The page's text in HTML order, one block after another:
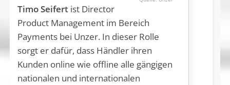
Timo Seifertist Director
Product Management im Bereich
Payments bei Unzer. In dieser Rolle
sorgt er dafür, dass Händler ihren
Kunden online wie offline alle gängigen
nationalen und internationalen